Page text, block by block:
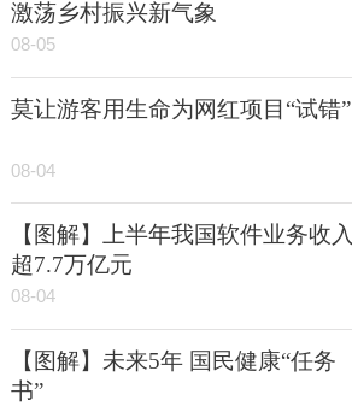
激荡乡村振兴新气象
08-05
莫让游客用生命为网红项目“试错”
08-04
【图解】上半年我国软件业务收入
超7.7万亿元
08-04
【图解】未来5年 国民健康“任务
书”